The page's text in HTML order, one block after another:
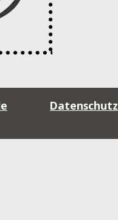
Datenschutz